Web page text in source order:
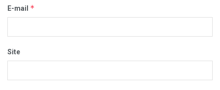
E-mail *
Site